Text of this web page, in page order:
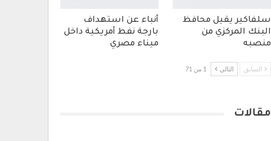
سلفاكير يقيل محافظ
البنك المركزي من
منصبه
أنباء عن استهداف
بارجة نفط أمريكية داخل
ميناء مصري
السابق التالي 1 من 71
مقالات